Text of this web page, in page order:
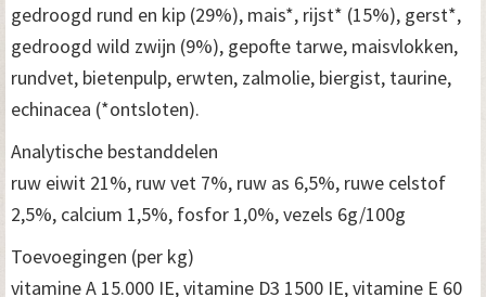
gedroogd rund en kip (29%), mais*, rijst* (15%), gerst*,
gedroogd wild zwijn (9%), gepofte tarwe, maisvlokken,
rundvet, bietenpulp, erwten, zalmolie, biergist, taurine,
echinacea (*ontsloten).
Analytische bestanddelen
ruw eiwit 21%, ruw vet 7%, ruw as 6,5%, ruwe celstof
2,5%, calcium 1,5%, fosfor 1,0%, vezels 6g/100g
Toevoegingen (per kg)
vitamine A 15.000 IE, vitamine D3 1500 IE, vitamine E 60